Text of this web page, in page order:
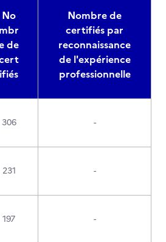
No
mbr
de
ifiés
Nombre de
certifiés par
reconnaissance
de l'expérience
professionnelle
306 -
231 -
197 -